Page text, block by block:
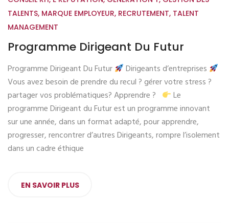
TALENTS, MARQUE EMPLOYEUR, RECRUTEMENT, TALENT
MANAGEMENT
Programme Dirigeant Du Futur
Programme Dirigeant Du Futur
Dirigeants d’entreprises
Vous avez besoin de prendre du recul ? gérer votre stress ?
partager vos problématiques? Apprendre ?
Le
programme Dirigeant du Futur est un programme innovant
sur une année, dans un format adapté, pour apprendre,
progresser, rencontrer d’autres Dirigeants, rompre l’isolement
dans un cadre éthique
EN SAVOIR PLUS